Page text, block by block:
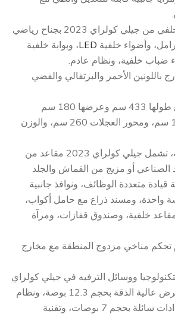
ويتميز الجزء الخلفي من جيلي كولراي 2023 بجناح رياضي
وأضواء خلفية LED، وبوابة خلفية
ضباب خلفية، ونظام عادم.
باللونين الأحمر والبرتقالي والفضي
أبعاد الخارج تبلغ طولها 433 سم وعرضها 180 سم
وارتفاعها 160.9 سم، ومحور العجلات 260 سم، والوزن
بالنسبة للداخلية، تشمل جيلي كولراي 2023 مقاعد من
الصناعي أو مزيج من القماش والجلد
متعددة الوظائف، ونوافذ جانبية
واحدة، ومسند ذراع مع حامل أكواب،
خلفية، وصندوق قفازات، ومرآة
مناخي مزدوج المنطقة مع مخارج
ووسائل الترفيه في جيلي كولراي
2023 شاشة عرض عالية الدقة بحجم 12.3 بوصة، ونظام
تنقل، ولوحة عدادات سائلة بحجم 7 بوصات، وتقنية